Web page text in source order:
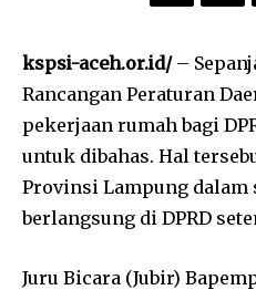
kspsi-aceh.or.id/–
Rancangan Peraturan
pekerjaan rumah bagi
untuk dibahas. Hal
Provinsi Lampung
berlangsung di DPRD
Juru Bicara (Jubir)